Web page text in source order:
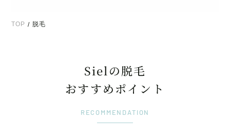
TOP / 脱毛
Sielの脱毛
おすすめポイント
RECOMMENDATION